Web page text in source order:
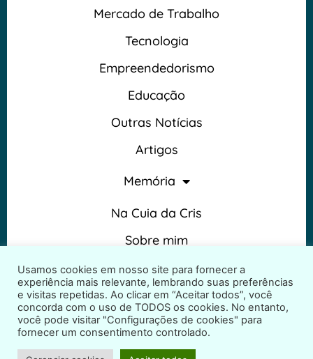
Mercado de Trabalho
Tecnologia
Empreendedorismo
Educação
Outras Notícias
Artigos
Memória
Na Cuia da Cris
Sobre mim
Termos e Condições
Usamos cookies em nosso site para fornecer a
experiência mais relevante, lembrando suas preferências
e visitas repetidas. Ao clicar em “Aceitar todos”, você
concorda com o uso de TODOS os cookies. No entanto,
você pode visitar "Configurações de cookies" para
fornecer um consentimento controlado.